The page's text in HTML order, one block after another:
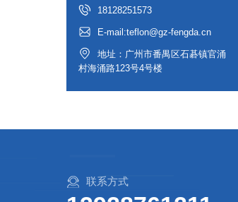
18128251573
E-mail:teflon@gz-fengda.cn
地址：广州市番禺区石碁镇官涌
村海涌路123号4号楼
联系方式